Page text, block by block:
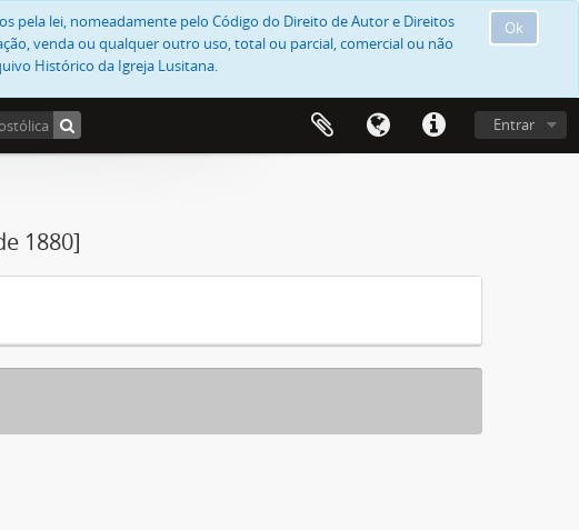
Ok
pela lei, nomeadamente pelo Código do Direito de Autor e Direitos
venda ou qualquer outro uso, total ou parcial, comercial ou não
Histórico da Igreja Lusitana.
Entrar
1880]